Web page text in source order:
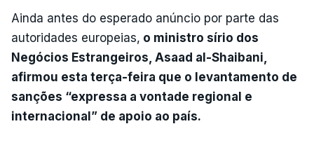
Ainda antes do esperado anúncio por parte das
autoridades europeias, o ministro sírio dos
Negócios Estrangeiros, Asaad al-Shaibani,
afirmou esta terça-feira que o levantamento de
sanções “expressa a vontade regional e
internacional” de apoio ao país.